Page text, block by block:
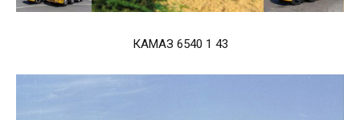
КАМАЗ 6540 1 43